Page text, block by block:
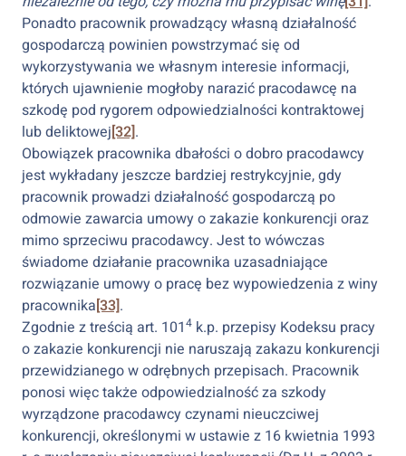
Ponadto pracownik prowadzący własną działalność
gospodarczą powinien powstrzymać się od
wykorzystywania we własnym interesie informacji,
których ujawnienie mogłoby narazić pracodawcę na
szkodę pod rygorem odpowiedzialności kontraktowej
lub deliktowej[32].
Obowiązek pracownika dbałości o dobro pracodawcy
jest wykładany jeszcze bardziej restrykcyjnie, gdy
pracownik prowadzi działalność gospodarczą po
odmowie zawarcia umowy o zakazie konkurencji oraz
mimo sprzeciwu pracodawcy. Jest to wówczas
świadome działanie pracownika uzasadniające
rozwiązanie umowy o pracę bez wypowiedzenia z winy
pracownika[33].
Zgodnie z treścią art. 1014 k.p. przepisy Kodeksu pracy
o zakazie konkurencji nie naruszają zakazu konkurencji
przewidzianego w odrębnych przepisach. Pracownik
ponosi więc także odpowiedzialność za szkody
wyrządzone pracodawcy czynami nieuczciwej
konkurencji, określonymi w ustawie z 16 kwietnia 1993